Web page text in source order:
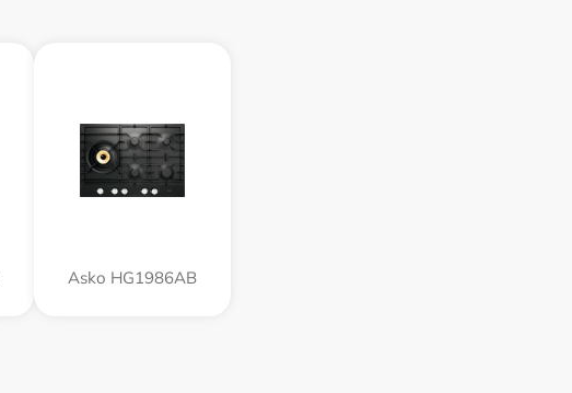
Asko HG1986AB